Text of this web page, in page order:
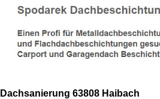
Dachsanierung 63808 Haibach